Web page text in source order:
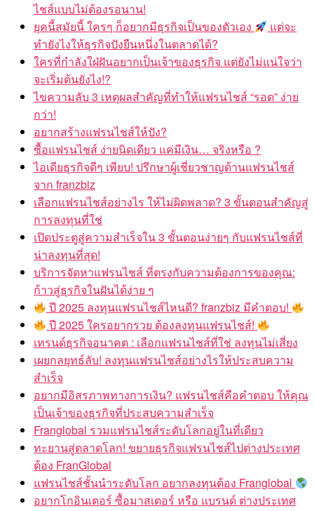
ไชส์แบบไม่ต้องรอนาน!
ยุคนี้สมัยนี้ ใครๆ ก็อยากมีธุรกิจเป็นของตัวเอง
แต่จะ
ทำยังไงให้ธุรกิจปังยืนหนึ่งในตลาดได้?
ใครที่กำลังใฝ่ฝันอยากเป็นเจ้าของธุรกิจ แต่ยังไม่แน่ใจว่า
จะเริ่มต้นยังไง!?
ไขความลับ 3 เหตุผลสำคัญที่ทำให้แฟรนไชส์ “รอด” ง่าย
กว่า!
อยากสร้างแฟรนไชส์ให้ปัง?
ซื้อแฟรนไชส์ ง่ายนิดเดียว แค่มีเงิน… จริงหรือ ?
ไอเดียธุรกิจดีๆ เพียบ! ปรึกษาผู้เชี่ยวชาญด้านแฟรนไชส์
จาก franzbiz
เลือกแฟรนไชส์อย่างไร ให้ไม่ผิดพลาด? 3 ขั้นตอนสำคัญสู่
การลงทุนที่ใช่
เปิดประตูสู่ความสำเร็จใน 3 ขั้นตอนง่ายๆ กับแฟรนไชส์ที่
น่าลงทุนที่สุด!
บริการจัดหาแฟรนไชส์ ที่ตรงกับความต้องการของคุณ:
ก้าวสู่ธุรกิจในฝันได้ง่าย ๆ
ปี 2025 ลงทุนแฟรนไชส์ไหนดี? franzbiz มีคำตอบ!
ปี 2025 ใครอยากรวย ต้องลงทุนแฟรนไชส์!
เทรนด์ธุรกิจอนาคต : เลือกแฟรนไชส์ที่ใช่ ลงทุนไม่เสี่ยง
เผยกลยุทธ์ลับ! ลงทุนแฟรนไชส์อย่างไรให้ประสบความ
สำเร็จ
อยากมีอิสรภาพทางการเงิน? แฟรนไชส์คือคำตอบ ให้คุณ
เป็นเจ้าของธุรกิจที่ประสบความสำเร็จ
Franglobal รวมแฟรนไชส์ระดับโลกอยู่ในที่เดียว
ทะยานสู่ตลาดโลก! ขยายธุรกิจแฟรนไชส์ไปต่างประเทศ
ต้อง FranGlobal
แฟรนไชส์ชั้นนำระดับโลก อยากลงทุนต้อง Franglobal
อยากโกอินเตอร์ ซื้อมาสเตอร์ หรือ แบรนด์ ต่างประเทศ